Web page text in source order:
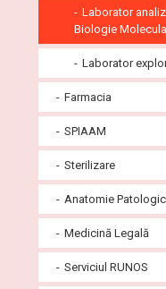
Laborator
Biologie
Laborator
Farmacia
SPIAAM
Sterilizare
Anatomie
Medicină Legală
Serviciul RUNOS